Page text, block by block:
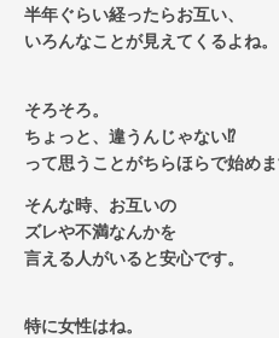
半年ぐらい経ったらお互い、
いろんなことが見えてくるよね。
そろそろ。
ちょっと、違うんじゃない⁉️
って思うことがちらほらで始めま
そんな時、お互いの
ズレや不満なんかを
言える人がいると安心です。
特に女性はね。